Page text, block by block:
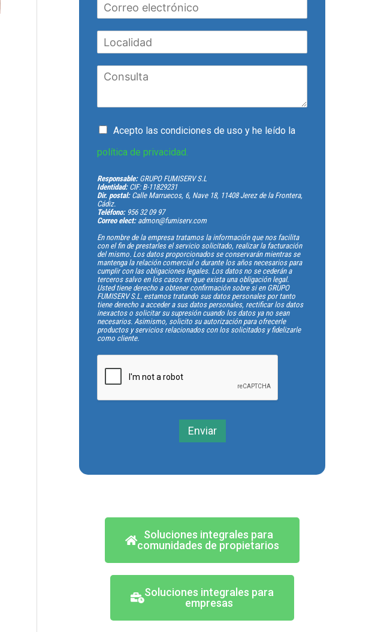
Acepto las condiciones de uso y he leído la
política de privacidad.
Responsable:GRUPO FUMISERV S.L
Identidad:CIF: B-11829231
Dir. postal:Calle Marruecos, 6, Nave 18, 11408 Jerez de la Frontera,
Cádiz.
Teléfono:956 32 09 97
Correo elect:admon@fumiserv.com
En nombre de la empresa tratamos la información que nos facilita
con el fin de prestarles el servicio solicitado, realizar la facturación
del mismo. Los datos proporcionados se conservarán mientras se
mantenga la relación comercial o durante los años necesarios para
cumplir con las obligaciones legales. Los datos no se cederán a
terceros salvo en los casos en que exista una obligación legal.
Usted tiene derecho a obtener confirmación sobre si en GRUPO
FUMISERV S.L. estamos tratando sus datos personales por tanto
tiene derecho a acceder a sus datos personales, rectificar los datos
inexactos o solicitar su supresión cuando los datos ya no sean
necesarios. Asimismo, solicito su autorización para ofrecerle
productos y servicios relacionados con los solicitados y fidelizarle
como cliente.
Enviar
Soluciones integrales para
comunidades de propietarios
Soluciones integrales para
empresas